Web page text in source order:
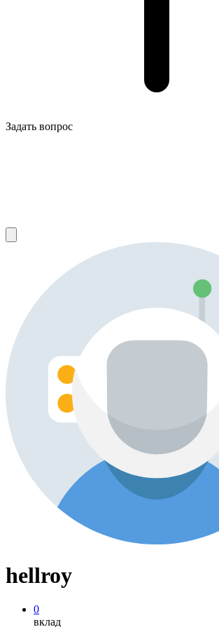
Задать вопрос
hellroy
0
вклад